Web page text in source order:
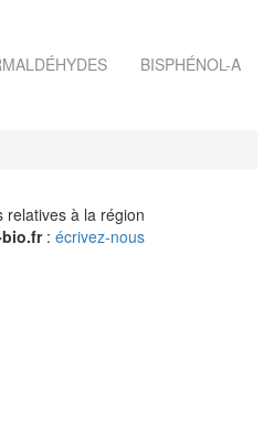
BISPHÉNOL-A
relatives à la région
: écrivez-nous